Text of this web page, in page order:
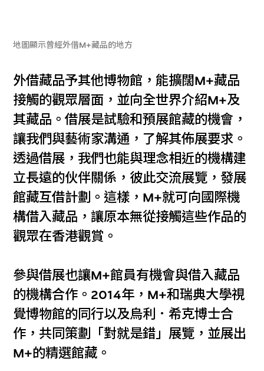
地圖顯示曾經外借M+藏品的地方
外借藏品予其他博物館，能擴闊M+藏品
接觸的觀眾層面，並向全世界介紹M+及
其藏品。借展是試驗和預展館藏的機會，
讓我們與藝術家溝通，了解其佈展要求。
透過借展，我們也能與理念相近的機構建
立長遠的伙伴關係，彼此交流展覽，發展
館藏互借計劃。這樣，M+就可向國際機
構借入藏品，讓原本無從接觸這些作品的
觀眾在香港觀賞。
參與借展也讓M+館員有機會與借入藏品
的機構合作。2014年，M+和瑞典大學視
覺博物館的同行以及烏利．希克博士合
作，共同策劃「對就是錯」展覽，並展出
M+的精選館藏。